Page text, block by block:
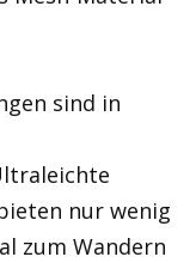
sind in
nur wenig
zum Wandern